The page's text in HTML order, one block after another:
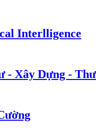
Interlligence
- Xây Dựng -